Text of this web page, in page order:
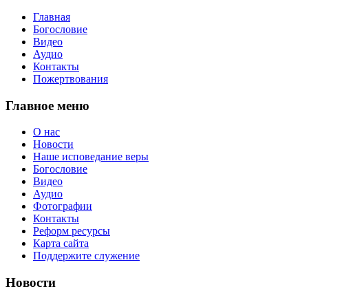
Главная
Богословие
Видео
Аудио
Контакты
Пожертвования
Главное меню
О нас
Новости
Наше исповедание веры
Богословие
Видео
Аудио
Фотографии
Контакты
Реформ ресурсы
Карта сайта
Поддержите служение
Новости